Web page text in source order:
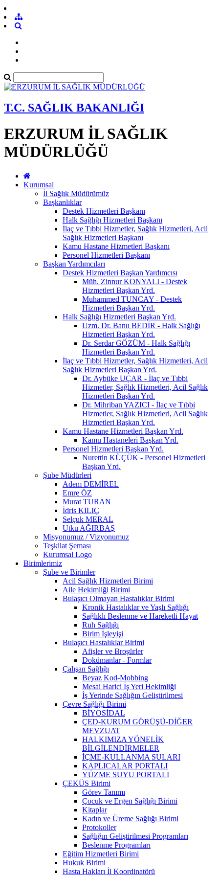
T.C. SAĞLIK BAKANLIĞI
ERZURUM İL SAĞLIK
MÜDÜRLÜĞÜ
Kurumsal
İl Sağlık Müdürümüz
Başkanlıklar
Destek Hizmetleri Başkanı
Halk Sağlığı Hizmetleri Başkanı
İlaç ve Tıbbi Hizmetler, Sağlık Hizmetleri, Acil
Sağlık Hizmetleri Başkanı
Kamu Hastane Hizmetleri Başkanı
Personel Hizmetleri Başkanı
Başkan Yardımcıları
Destek Hizmetleri Başkan Yardımcısı
Müh. Zinnur KONYALI - Destek
Hizmetleri Başkan Yrd.
Muhammed TUNCAY - Destek
Hizmetleri Başkan Yrd.
Halk Sağlığı Hizmetleri Başkan Yrd.
Uzm. Dr. Banu BEDİR - Halk Sağlığı
Hizmetleri Başkan Yrd.
Dr. Serdar GÖZÜM - Halk Sağlığı
Hizmetleri Başkan Yrd.
İlaç ve Tıbbi Hizmetler, Sağlık Hizmetleri, Acil
Sağlık Hizmetleri Başkan Yrd.
Dr. Aybüke UÇAR - İlaç ve Tıbbi
Hizmetler, Sağlık Hizmetleri, Acil Sağlık
Hizmetleri Başkan Yrd.
Dr. Mihriban YAZICI - İlaç ve Tıbbi
Hizmetler, Sağlık Hizmetleri, Acil Sağlık
Hizmetleri Başkan Yrd.
Kamu Hastane Hizmetleri Başkan Yrd.
Kamu Hastaneleri Başkan Yrd.
Personel Hizmetleri Başkan Yrd.
Nurettin KÜÇÜK - Personel Hizmetleri
Başkan Yrd.
Şube Müdürleri
Adem DEMİREL
Emre ÖZ
Murat TURAN
İdris KILIÇ
Selçuk MERAL
Utku AĞIRBAŞ
Misyonumuz / Vizyonumuz
Teşkilat Şeması
Kurumsal Logo
Birimlerimiz
Şube ve Birimler
Acil Sağlık Hizmetleri Birimi
Aile Hekimliği Birimi
Bulaşıcı Olmayan Hastalıklar Birimi
Kronik Hastalıklar ve Yaşlı Sağlığı
Sağlıklı Beslenme ve Hareketli Hayat
Ruh Sağlığı
Birim İşleyişi
Bulaşıcı Hastalıklar Birimi
Afişler ve Broşürler
Dokümanlar - Formlar
Çalışan Sağlığı
Beyaz Kod-Mobbing
Mesai Harici İş Yeri Hekimliği
İş Yerinde Sağlığın Geliştirilmesi
Çevre Sağlığı Birimi
BİYOSİDAL
ÇED-KURUM GÖRÜŞÜ-DİĞER
MEVZUAT
HALKIMIZA YÖNELİK
BİLGİLENDİRMELER
İÇME-KULLANMA SULARI
KAPLICALAR PORTALI
YÜZME SUYU PORTALI
ÇEKÜS Birimi
Görev Tanımı
Çocuk ve Ergen Sağlığı Birimi
Kitaplar
Kadın ve Üreme Sağlığı Birimi
Protokoller
Sağlığın Geliştirilmesi Programları
Beslenme Programları
Eğitim Hizmetleri Birimi
Hukuk Birimi
Hasta Hakları İl Koordinatörü